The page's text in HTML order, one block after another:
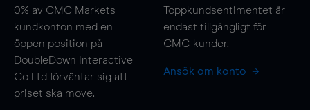
0% av CMC Markets
kundkonton med en
öppen position på
DoubleDown Interactive
Co Ltd förväntar sig att
priset ska move.
Toppkundsentimentet är
endast tillgängligt för
CMC-kunder.
Ansök om konto